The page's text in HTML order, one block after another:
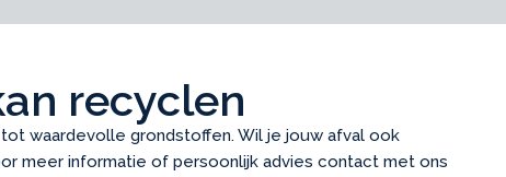
recyclen
waardevolle grondstoffen. Wil je jouw afval ook
meer informatie of persoonlijk advies contact met ons